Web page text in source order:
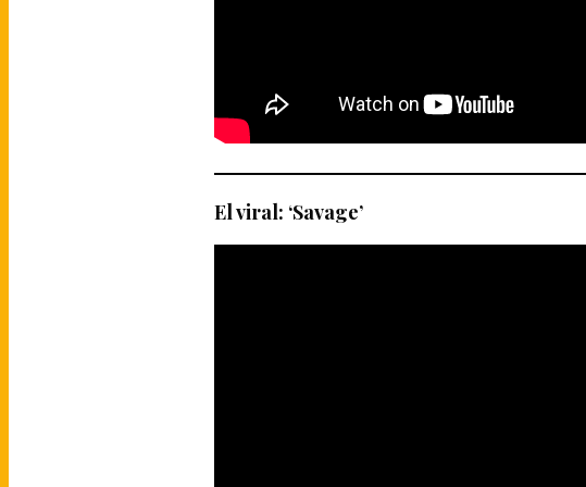
El viral: ‘Savage’